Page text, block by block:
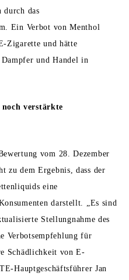
durch das
Ein Verbot von Menthol
Zigarette und hätte
und Handel in
noch verstärkte
vom 28. Dezember
zu dem Ergebnis, dass der
eine
darstellt. „Es sind
Stellungnahme des
Verbotsempfehlung für
Schädlichkeit von E-
Hauptgeschäftsführer Jan